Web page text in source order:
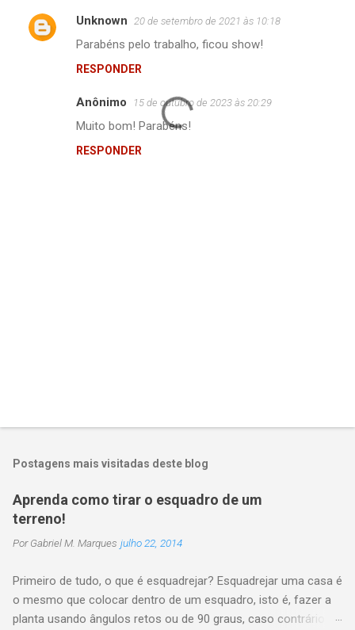
n
Unknown 20 de setembro de 2021 às 10:18
Parabéns pelo trabalho, ficou show!
RESPONDER
Anônimo 15 de outubro de 2023 às 20:29
Muito bom! Parabéns!
RESPONDER
t
u
m
o
e
t
á
Postagens mais visitadas deste blog
Aprenda como tirar o esquadro de um
terreno!
PorGabriel M. Marques julho 22, 2014
Primeiro de tudo, o que é esquadrejar? Esquadrejar uma casa é
o mesmo que colocar dentro de um esquadro, isto é, fazer a
planta usando ângulos retos ou de 90 graus, caso contrário